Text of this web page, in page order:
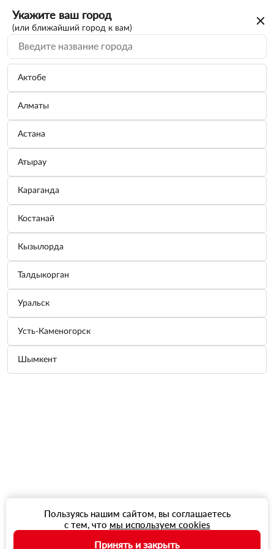
Укажите ваш город
(или ближайший город к вам)
Актобе
Алматы
Астана
Атырау
Караганда
Костанай
Кызылорда
Талдыкорган
Уральск
Усть-Каменогорск
Шымкент
Пользуясь нашим сайтом, вы соглашаетесь
с тем, что мы используем cookies
Принять и закрыть